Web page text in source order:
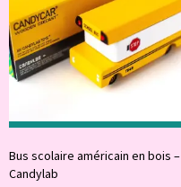
Bus scolaire américain en bois –
Candylab